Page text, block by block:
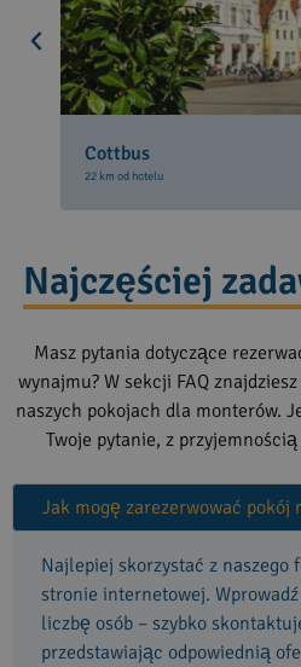
Cottbus
22 km od hotelu
Najczęściej
Masz pytania dotyczące
wynajmu? W sekcji FAQ
naszych pokojach dla monterów.
Twoje pytanie, z
Jak mogę zarezerwować pokój
Najlepiej skorzystać z naszego
stronie internetowej.
liczbę osób – szybko
przedstawiając odpowiednią